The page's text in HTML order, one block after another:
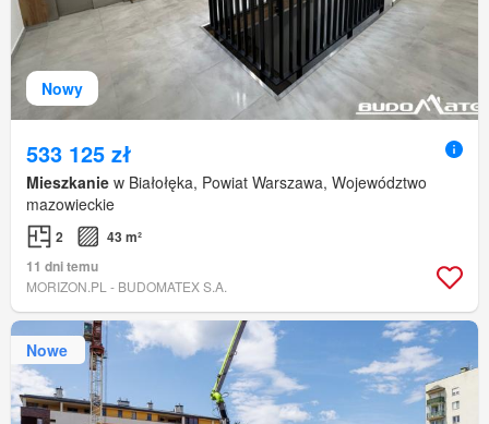
Nowy
533 125 zł
Mieszkanie w Białołęka, Powiat Warszawa, Województwo
mazowieckie
2
43 m²
11 dni temu
MORIZON.PL - BUDOMATEX S.A.
Nowe